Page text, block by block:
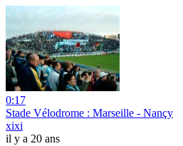
0:17
Stade Vélodrome : Marseille - Nançy
xixi
il y a 20 ans